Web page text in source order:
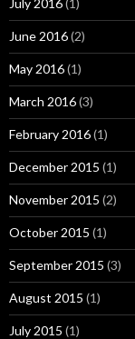
July 2016(1)
June 2016(2)
May 2016(1)
March 2016(3)
February 2016(1)
December 2015 (1)
November 2015 (2)
October 2015 (1)
September 2015 (3)
August 2015 (1)
July 2015 (1)